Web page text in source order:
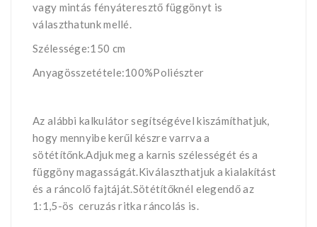
vagy mintás fényáteresztő függönyt is
választhatunk mellé.
Szélessége:150 cm
Anyagösszetétele:100%Poliészter
Az alábbi kalkulátor segítségével kiszámíthatjuk,
hogy mennyibe kerűl készre varrva a
sötétítőnk.Adjuk meg a karnis szélességét és a
függöny magasságát.Kiválaszthatjuk a kialakítást
és a ráncolő fajtáját.Sötétítőknél elegendő az
1:1,5-ös ceruzás ritka ráncolás is.